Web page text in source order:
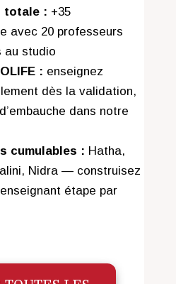
totale : +35
avec 20 professeurs
au studio
: enseignez
dès la validation,
dans notre
cumulables : Hatha,
Nidra — construisez
étape par